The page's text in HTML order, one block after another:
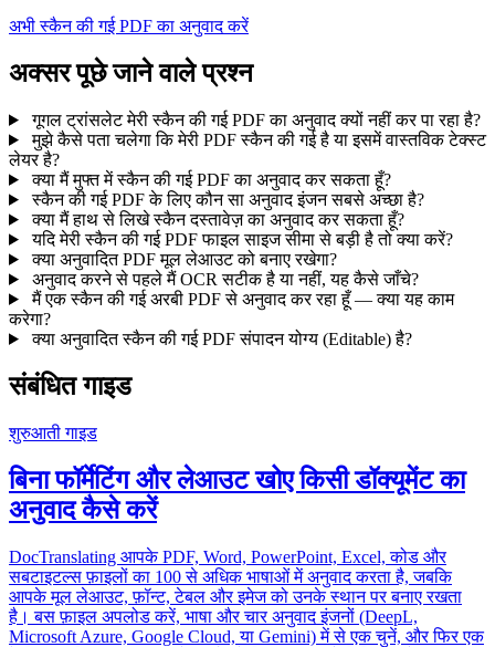
अभी स्कैन की गई PDF का अनुवाद करें
अक्सर पूछे जाने वाले प्रश्न
गूगल ट्रांसलेट मेरी स्कैन की गई PDF का अनुवाद क्यों नहीं कर पा रहा है?
मुझे कैसे पता चलेगा कि मेरी PDF स्कैन की गई है या इसमें वास्तविक टेक्स्ट
लेयर है?
क्या मैं मुफ्त में स्कैन की गई PDF का अनुवाद कर सकता हूँ?
स्कैन की गई PDF के लिए कौन सा अनुवाद इंजन सबसे अच्छा है?
क्या मैं हाथ से लिखे स्कैन दस्तावेज़ का अनुवाद कर सकता हूँ?
यदि मेरी स्कैन की गई PDF फाइल साइज सीमा से बड़ी है तो क्या करें?
क्या अनुवादित PDF मूल लेआउट को बनाए रखेगा?
अनुवाद करने से पहले मैं OCR सटीक है या नहीं, यह कैसे जाँचे?
मैं एक स्कैन की गई अरबी PDF से अनुवाद कर रहा हूँ — क्या यह काम
करेगा?
क्या अनुवादित स्कैन की गई PDF संपादन योग्य (Editable) है?
संबंधित गाइड
शुरुआती गाइड
बिना फॉर्मेटिंग और लेआउट खोए किसी डॉक्यूमेंट का
अनुवाद कैसे करें
DocTranslating आपके PDF, Word, PowerPoint, Excel, कोड और
सबटाइटल्स फ़ाइलों का 100 से अधिक भाषाओं में अनुवाद करता है, जबकि
आपके मूल लेआउट, फ़ॉन्ट, टेबल और इमेज को उनके स्थान पर बनाए रखता
है। बस फ़ाइल अपलोड करें, भाषा और चार अनुवाद इंजनों (DeepL,
Microsoft Azure, Google Cloud, या Gemini) में से एक चुनें, और फिर एक